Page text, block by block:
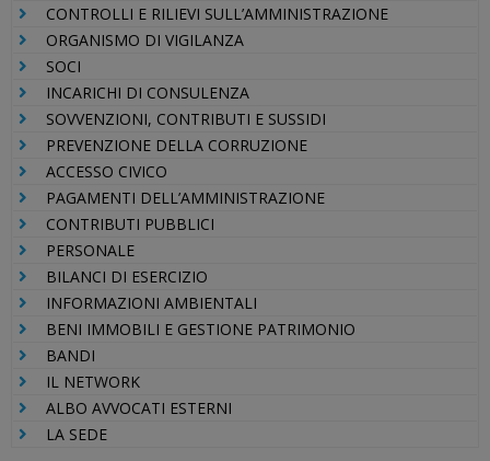
CONTROLLI E RILIEVI SULL’AMMINISTRAZIONE
ORGANISMO DI VIGILANZA
SOCI
INCARICHI DI CONSULENZA
SOVVENZIONI, CONTRIBUTI E SUSSIDI
PREVENZIONE DELLA CORRUZIONE
ACCESSO CIVICO
PAGAMENTI DELL’AMMINISTRAZIONE
CONTRIBUTI PUBBLICI
PERSONALE
BILANCI DI ESERCIZIO
INFORMAZIONI AMBIENTALI
BENI IMMOBILI E GESTIONE PATRIMONIO
BANDI
IL NETWORK
ALBO AVVOCATI ESTERNI
LA SEDE